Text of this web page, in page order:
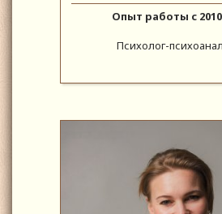
Опыт работы с
Психолог-